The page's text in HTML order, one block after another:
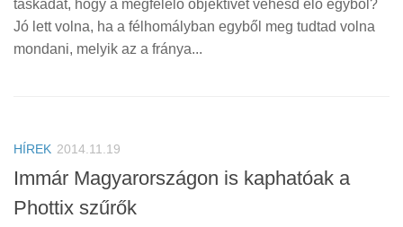
táskádat, hogy a megfelelő objektívet vehesd elő egyből?
Jó lett volna, ha a félhomályban egyből meg tudtad volna
mondani, melyik az a fránya...
HÍREK 2014.11.19
Immár Magyarországon is kaphatóak a
Phottix szűrők